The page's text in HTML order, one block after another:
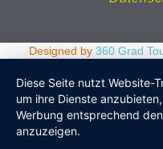
Designed by 360 Grad
Diese Seite nutzt Website-
um ihre Dienste
Werbung entsprechend
anzuzeigen.